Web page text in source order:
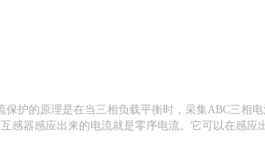
护的原理是在当三相负载平衡时，采集ABC三相
感器感应出来的电流就是零序电流。它可以在感